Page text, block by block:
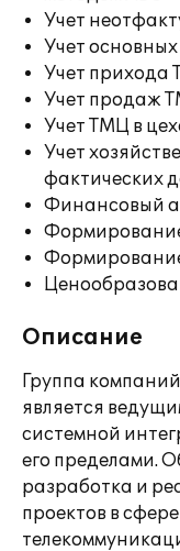
Учет
Учет
Учет прихода
Учет продаж
Учет ТМЦ в
Учет
фактических
Финансовый
Описание
Группа
является
системной
его пределами.
разработка и
проектов в